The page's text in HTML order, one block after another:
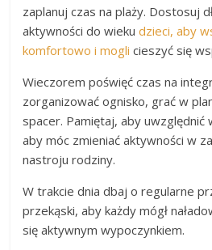
zaplanuj czas na plaży. Dostosuj
aktywności do wiekudzieci, aby
komfortowo i mogli cieszyć się
Wieczorem poświęć czas na
zorganizować ognisko, grać w
spacer. Pamiętaj, aby uwzględnić
aby móc zmieniać aktywności w
nastroju rodziny.
W trakcie dnia dbaj o regularne
przekąski, aby każdy mógł
się aktywnym wypoczynkiem.